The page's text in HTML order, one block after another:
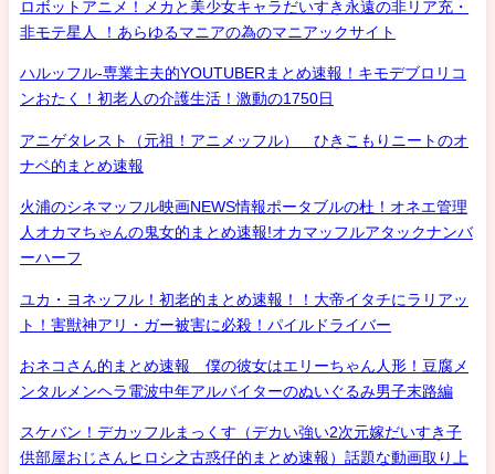
ロボットアニメ！メカと美少女キャラだいすき永遠の非リア充・
非モテ星人 ！あらゆるマニアの為のマニアックサイト
ハルッフル-専業主夫的YOUTUBERまとめ速報！キモデブロリコ
ンおたく！初老人の介護生活！激動の1750日
アニゲタレスト（元祖！アニメッフル） ひきこもりニートのオ
ナベ的まとめ速報
火浦のシネマッフル映画NEWS情報ポータブルの杜！オネエ管理
人オカマちゃんの鬼女的まとめ速報!オカマッフルアタックナンバ
ーハーフ
ユカ・ヨネッフル！初老的まとめ速報！！大帝イタチにラリアッ
ト！害獣神アリ・ガー被害に必殺！パイルドライバー
おネコさん的まとめ速報 僕の彼女はエリーちゃん人形！豆腐メ
ンタルメンヘラ電波中年アルバイターのぬいぐるみ男子末路編
スケバン！デカッフルまっくす（デカい強い2次元嫁だいすき子
供部屋おじさんヒロシ之古惑仔的まとめ速報）話題な動画取り上